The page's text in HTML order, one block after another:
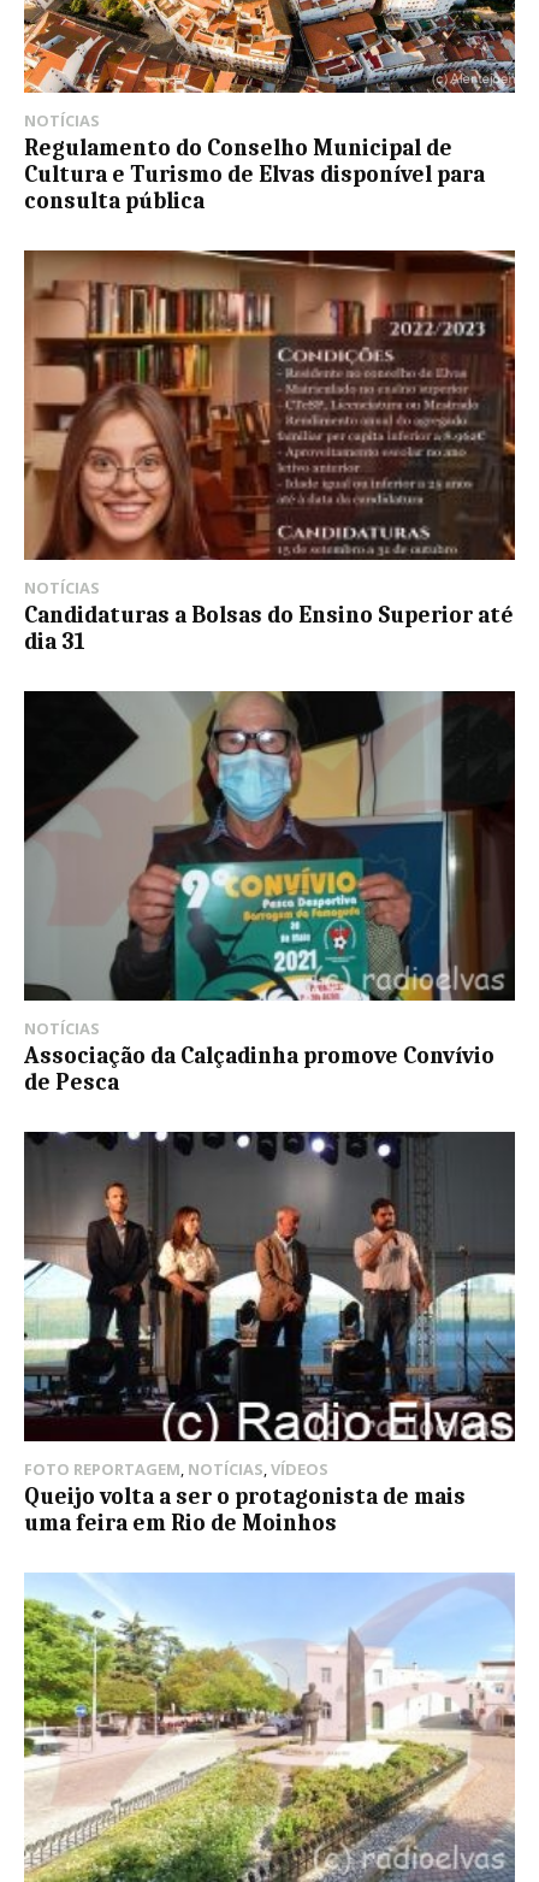
NOTÍCIAS
Regulamento do Conselho Municipal de
Cultura e Turismo de Elvas disponível para
consulta pública
NOTÍCIAS
Candidaturas a Bolsas do Ensino Superior até
dia 31
NOTÍCIAS
Associação da Calçadinha promove Convívio
de Pesca
FOTO REPORTAGEM, NOTÍCIAS,VÍDEOS
Queijo volta a ser o protagonista de mais
uma feira em Rio de Moinhos